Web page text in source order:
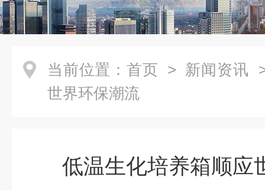
当前位置： 首页 > 新闻资讯
世界环保潮流
低温生化培养箱顺应